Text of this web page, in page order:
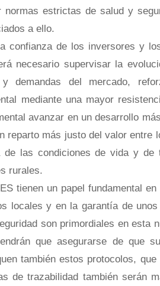
normas estrictas de salud y
a ello.
confianza de los inversores y
necesario supervisar la
y demandas del mercado,
mediante una mayor
avanzar en un desarrollo
reparto más justo del valor entre
de las condiciones de vida y de
rurales.
tienen un papel fundamental
locales y en la garantía de
son primordiales en esta
que asegurarse de que
también estos protocolos,
de trazabilidad también serán